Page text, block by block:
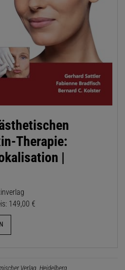
Therapie:
|
149,00 €
Verlag, Heidelberg